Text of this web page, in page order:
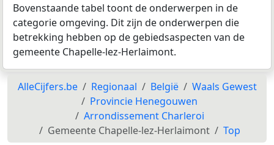
Bovenstaande tabel toont de onderwerpen in de
categorie omgeving. Dit zijn de onderwerpen die
betrekking hebben op de gebiedsaspecten van de
gemeente Chapelle-lez-Herlaimont.
AlleCijfers.be Regionaal België
Waals Gewest
Provincie Henegouwen
Arrondissement Charleroi
Gemeente Chapelle-lez-Herlaimont
Top